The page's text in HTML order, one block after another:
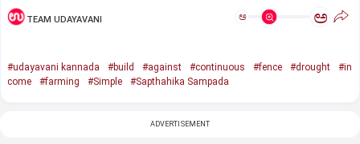
TEAM UDAYAVANI ಅ ಅ
#udayavani kannada #build #against #continuous #fence #drought
#in
come
#farming #Simple #Sapthahika Sampada
ADVERTISEMENT